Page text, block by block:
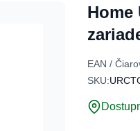
Home
EAN /
SKU: